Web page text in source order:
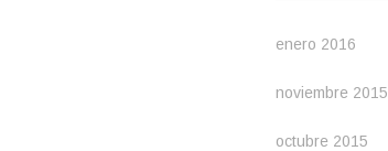
enero 2016
noviembre 2015
octubre 2015